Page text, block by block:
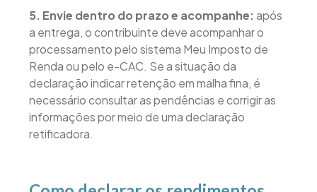
5. Envie dentro do prazo e acompanhe:após
a entrega, o contribuinte deve acompanhar o
processamento pelo sistema Meu Imposto de
Renda ou pelo e-CAC. Se a situação da
declaração indicar retenção em malha fina, é
necessário consultar as pendências e corrigir as
informações por meio de uma declaração
retificadora.